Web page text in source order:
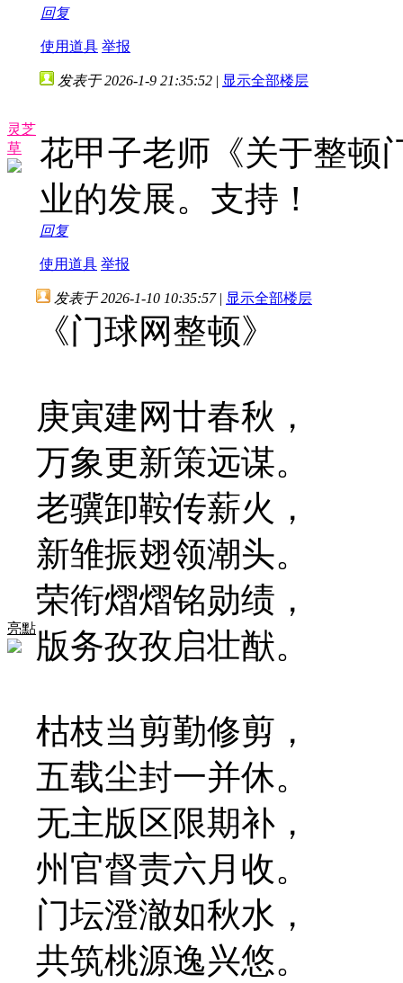
回复
使用道具 举报
灵芝
草
发表于 2026-1-9 21:35:52 | 显示全部楼层
花甲子老师《关于整顿
业的发展。支持！
回复
使用道具 举报
亮點
发表于 2026-1-10 10:35:57 | 显示全部楼层
《门球网整顿》
庚寅建网廿春秋，
万象更新策远谋。
老骥卸鞍传薪火，
新雏振翅领潮头。
荣衔熠熠铭勋绩，
版务孜孜启壮猷。
枯枝当剪勤修剪，
五载尘封一并休。
无主版区限期补，
州官督责六月收。
门坛澄澈如秋水，
共筑桃源逸兴悠。